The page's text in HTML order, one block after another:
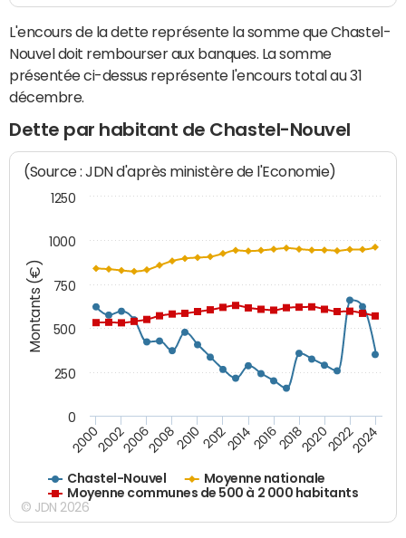
L'encours de la dette représente la somme que Chastel-
Nouvel doit rembourser aux banques. La somme
présentée ci-dessus représente l'encours total au 31
décembre.
Dette par habitant de Chastel-Nouvel
Montants (€)
(Source : JDN d'après ministère de l'Economie)
Chastel-Nouvel
Moyenne nationale
Moyenne communes de 500 à 2 000 habitants
200020022006200820102012201420162018202020222024
0
250
500
750
1000
1250
© JDN 2026